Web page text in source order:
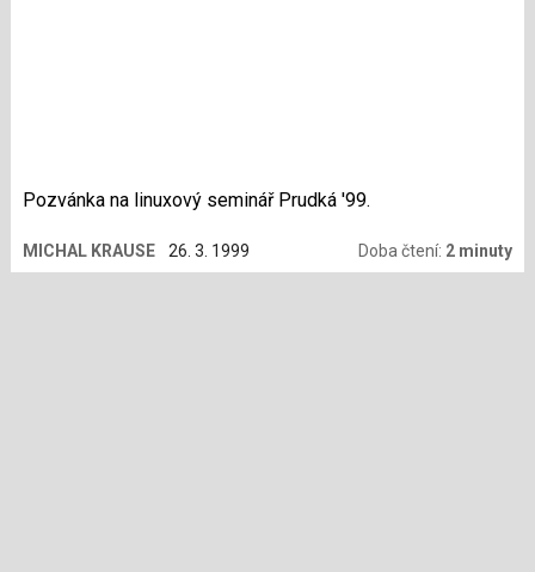
Pozvánka na linuxový seminář Prudká '99.
MICHAL KRAUSE 26. 3. 1999 Doba čtení: 2 minuty